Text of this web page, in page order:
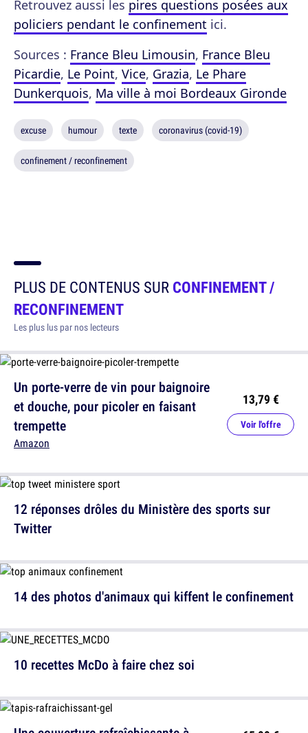
Retrouvez aussi les pires questions posées aux
policiers pendant le confinement ici.
Sources : France Bleu Limousin, France Bleu
Picardie, Le Point, Vice, Grazia, Le Phare
Dunkerquois, Ma ville à moi Bordeaux Gironde
excuse humour texte coronavirus (covid-19)
confinement / reconfinement
PLUS DE CONTENUS SURCONFINEMENT /
RECONFINEMENT
Les plus lus par nos lecteurs
Un porte-verre de vin pour baignoire
et douche, pour picoler en faisant
trempette
Amazon
13,79 €
Voir l'offre
14 des photos d'animaux qui kiffent le confinement
12 réponses drôles du Ministère des sports sur
Twitter
10 recettes McDo à faire chez soi